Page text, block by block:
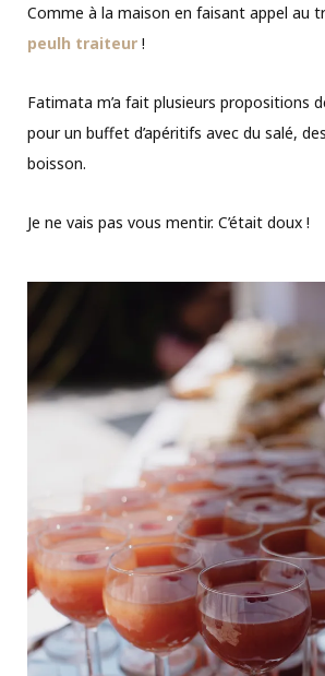
Comme à la maison en faisant appel au
peulh traiteur !
Fatimata m’a fait plusieurs propositions
pour un buffet d’apéritifs avec du salé,
boisson.
Je ne vais pas vous mentir. C’était doux !